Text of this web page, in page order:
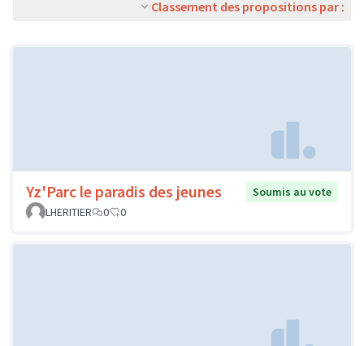
Classement des propositions par :
Yz'Parc le paradis des jeunes
Soumis au vote
LHERITIER
0 0